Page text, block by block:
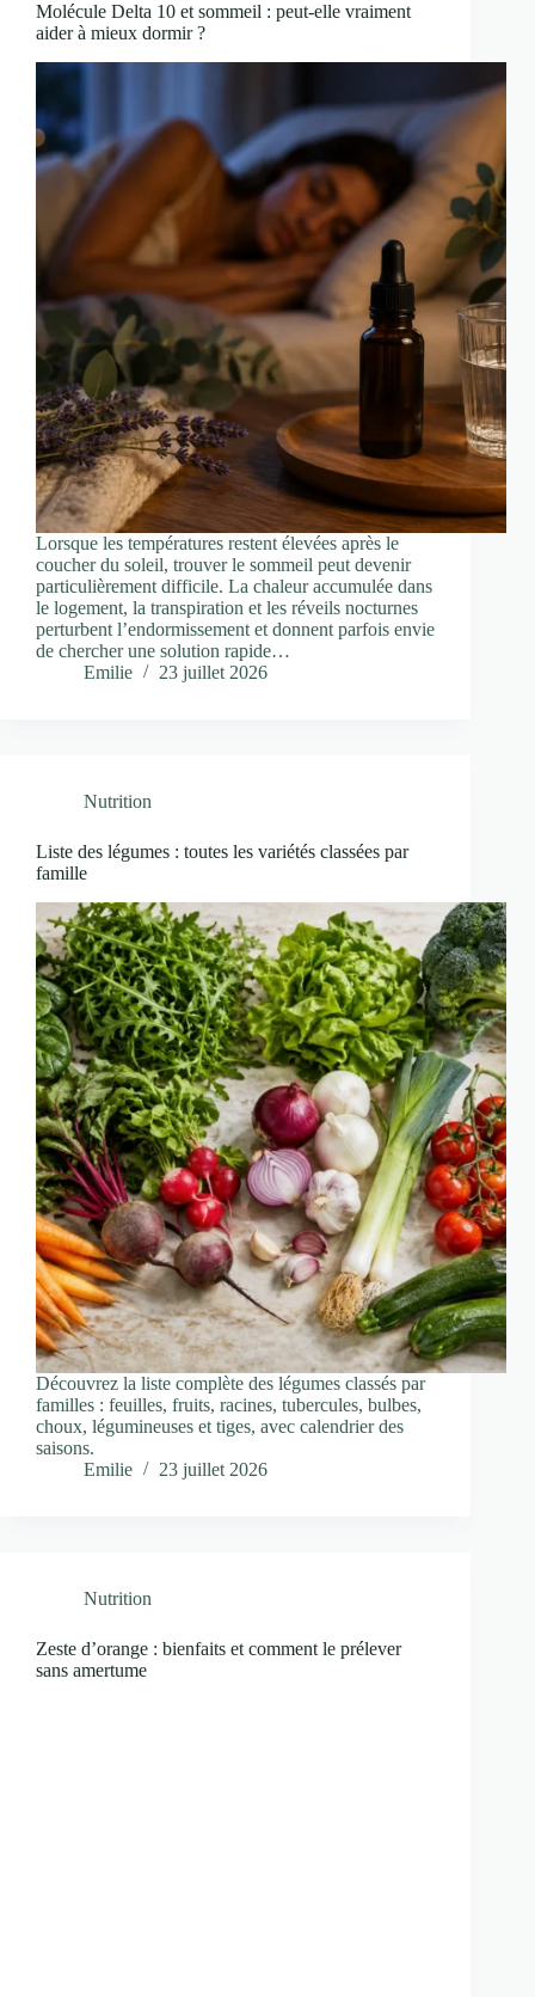
Molécule Delta 10 et sommeil : peut-elle vraiment
aider à mieux dormir ?
Lorsque les températures restent élevées après le
coucher du soleil, trouver le sommeil peut devenir
particulièrement difficile. La chaleur accumulée dans
le logement, la transpiration et les réveils nocturnes
perturbent l’endormissement et donnent parfois envie
de chercher une solution rapide…
Emilie
23 juillet 2026
Nutrition
Liste des légumes : toutes les variétés classées par
famille
Découvrez la liste complète des légumes classés par
familles : feuilles, fruits, racines, tubercules, bulbes,
choux, légumineuses et tiges, avec calendrier des
saisons.
Emilie
23 juillet 2026
Nutrition
Zeste d’orange : bienfaits et comment le prélever
sans amertume